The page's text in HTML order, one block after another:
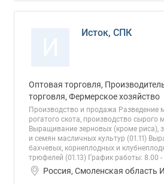
Исток, СПК
Оптовая торговля,
торговля, Фермерское хозяйство
Производство и продажа Разведение
рогатого скота, производство сырого
Выращивание зерновых (кроме риса),
и семян масличных культур (01.11)
бахчевых, корнеплодных и
трюфелей (01.13) График работы: 8.00 -
Россия, Смоленская область